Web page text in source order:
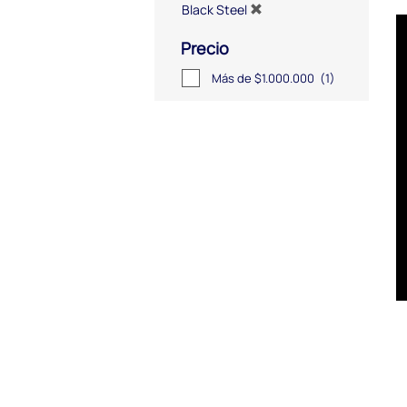
Black Steel
Precio
Más de $1.000.000 (1)